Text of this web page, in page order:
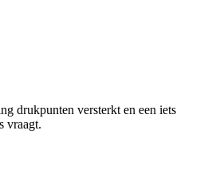
drukpunten versterkt en een iets
vraagt.